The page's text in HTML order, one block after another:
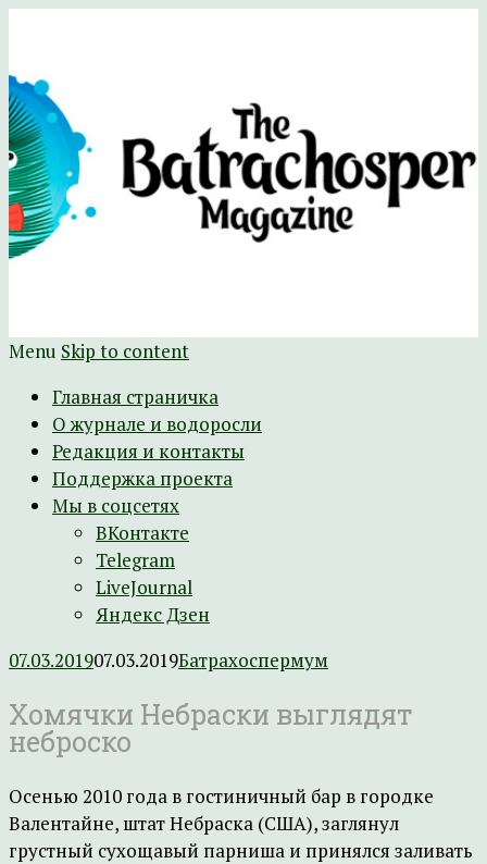
The Batrachospermum Magazine
Батрахоспермум (официальный сайт)
Menu Skip to content
Главная страничка
О журнале и водоросли
Редакция и контакты
Поддержка проекта
Мы в соцсетях
ВКонтакте
Telegram
LiveJournal
Яндекс Дзен
07.03.201907.03.2019Батрахоспермум
Хомячки Небраски выглядят
неброско
Осенью 2010 года в гостиничный бар в городке
Валентайне, штат Небраска (США), заглянул
грустный сухощавый парниша и принялся заливать